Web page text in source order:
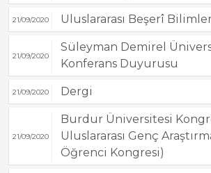
21/09/2020 Uluslararası Beşerî
21/09/2020
Süleyman Demirel
Konferans Duyurusu
21/09/2020 Dergi
21/09/2020
Burdur Üniversitesi
Uluslararası Genç
Öğrenci Kongresi)